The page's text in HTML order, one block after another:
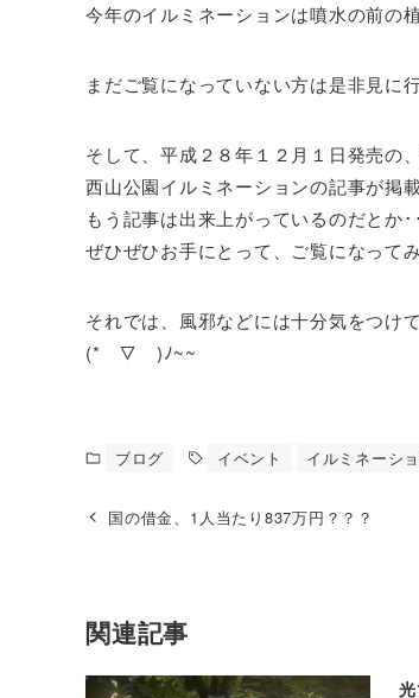
今年のイルミネーションは噴水の前の
まだご覧になっていない方は是非見に
そして、平成２８年１２月１日発売の
西山公園イルミネーションの記事が掲
もう記事は出来上がっているのだとか･･
ぜひぜひお手にとって、ご覧になって
それでは、風邪などには十分気をつけ
(*￣▽￣)ﾉ~~
ブログ イベント イルミネーシ
国の借金、1人当たり837万円？？？
関連記事